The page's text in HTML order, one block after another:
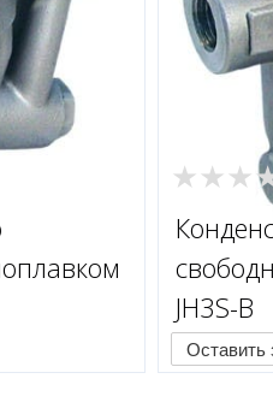
JH3S-B
Оставить